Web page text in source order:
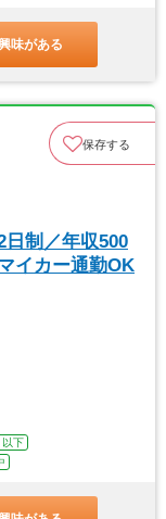
味がある
保存する
日制／年収500
イカー通勤OK
以下